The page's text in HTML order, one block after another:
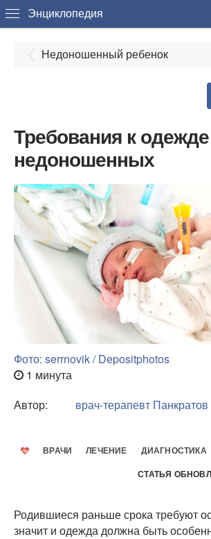
Энциклопедия
Недоношенный ребенок
Требования к
недоношенных
Фото: serrnovik / Depositphotos
1 минута
Автор:
врач-терапевт
ВРАЧИ ЛЕЧЕНИЕ ДИАГНОСТИКА
СТАТЬЯ
Родившиеся раньше срока требуют
значит и одежда должна быть